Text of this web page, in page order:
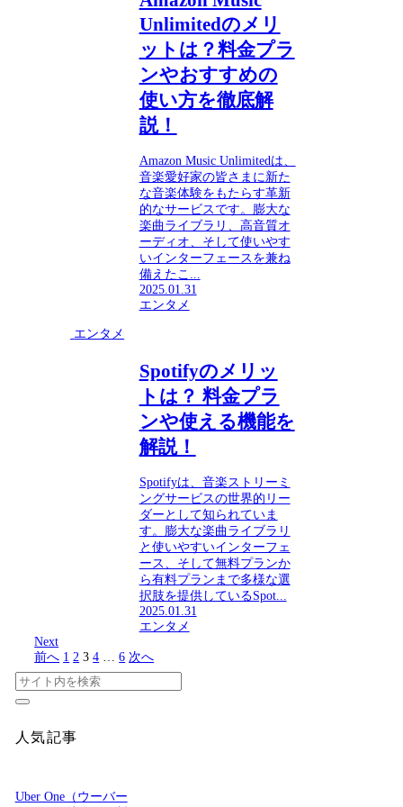
Unlimitedのメリ
ットは？料金プラ
ンやおすすめの
使い方を徹底解
説！
Amazon Music Unlimitedは、
音楽愛好家の皆さまに新た
な音楽体験をもたらす革新
的なサービスです。膨大な
楽曲ライブラリ、高音質オ
ーディオ、そして使いやす
いインターフェースを兼ね
備えたこ...
2025.01.31
エンタメ
エンタメ
Spotifyのメリッ
トは？ 料金プラ
ンや使える機能を
解説！
Spotifyは、音楽ストリーミ
ングサービスの世界的リー
ダーとして知られていま
す。膨大な楽曲ライブラリ
と使いやすいインターフェ
ース、そして無料プランか
ら有料プランまで多様な選
択肢を提供しているSpot...
2025.01.31
エンタメ
Next
前へ 1 2 3 4 … 6 次へ
人気記事
Uber One（ウーバー